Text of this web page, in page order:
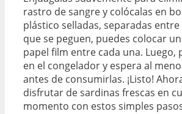
rastro de sangre y colócalas en
plástico selladas, separadas
que se peguen, puedes colocar
papel film entre cada una. Luego,
en el congelador y espera al
antes de consumirlas. ¡Listo!
disfrutar de sardinas frescas en
momento con estos simples